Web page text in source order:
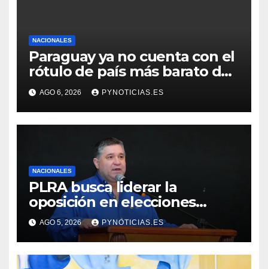
NACIONALES
Paraguay ya no cuenta con el
rótulo de país más barato de
Sudamérica
AGO 6, 2026 PYNOTICIAS.ES
NACIONALES
PLRA busca liderar la
oposición en elecciones
municipales y exige humildad
a sus aliados
AGO 5, 2026 PYNOTICIAS.ES